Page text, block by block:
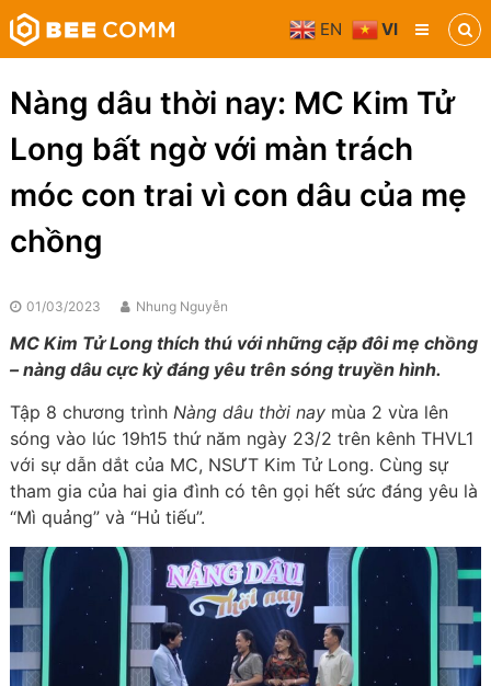
Skip
to
content
Bee
Comm
Truyền
thông
phương
tiện
Nàng dâu thời nay: MC Kim Tử
Long bất ngờ với màn trách
móc con trai vì con dâu của mẹ
chồng
01/03/2023 Nhung Nguyễn
MC Kim Tử Long thích thú với những cặp đôi mẹ chồng
– nàng dâu cực kỳ đáng yêu trên sóng truyền hình.
Tập 8 chương trình Nàng dâu thời naymùa 2 vừa lên
sóng vào lúc 19h15 thứ năm ngày 23/2 trên kênh THVL1
với sự dẫn dắt của MC, NSƯT Kim Tử Long. Cùng sự
tham gia của hai gia đình có tên gọi hết sức đáng yêu là
“Mì quảng” và “Hủ tiếu”.
EN VI